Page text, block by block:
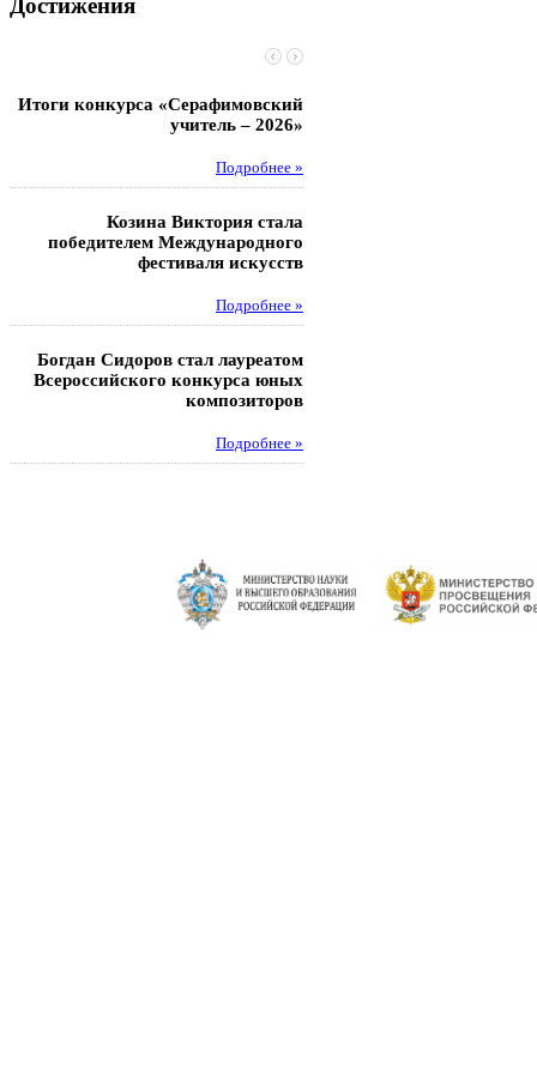
Достижения
Итоги конкурса «Серафимовский
учитель – 2026»
Подробнее »
Козина Виктория стала
победителем Международного
фестиваля искусств
Подробнее »
Богдан Сидоров стал лауреатом
Всероссийского конкурса юных
композиторов
Подробнее »